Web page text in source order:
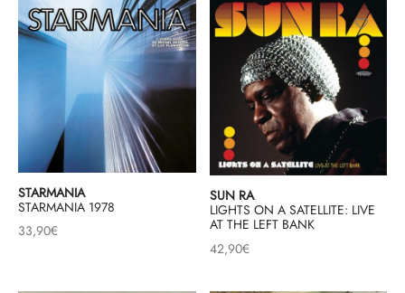
STARMANIA
STARMANIA 1978
33,90€
SUN RA
LIGHTS ON A SATELLITE: LIVE
AT THE LEFT BANK
42,90€